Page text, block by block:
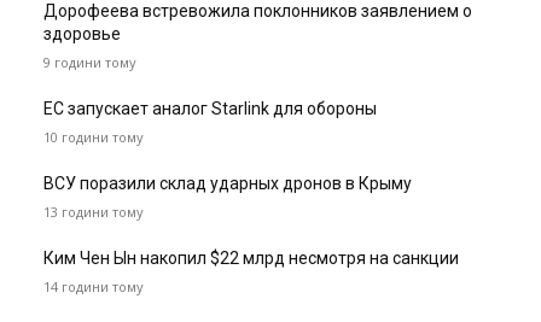
Дорофеева встревожила поклонников заявлением о
здоровье
9 години тому
ЕС запускает аналог Starlink для обороны
10 години тому
ВСУ поразили склад ударных дронов в Крыму
13 години тому
Ким Чен Ын накопил $22 млрд несмотря на санкции
14 години тому